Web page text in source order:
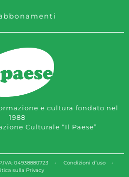
e cultura fondato nel
1988
Culturale “Il Paese”
04938880723 • Condizioni d’uso•
sulla Privacy